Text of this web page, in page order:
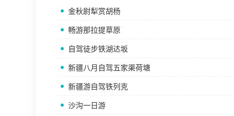
金秋尉犁赏胡杨
畅游那拉提草原
自驾徒步铁湖达坂
新疆八月自驾五家渠荷塘
新疆游自驾铁列克
沙沟一日游